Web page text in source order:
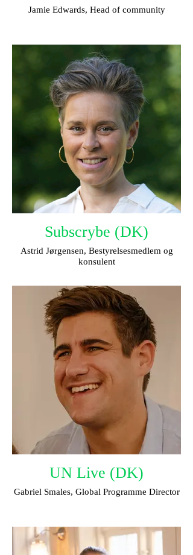
Jamie Edwards, Head of community
Subscrybe (DK)
Astrid Jørgensen, Bestyrelsesmedlem og
konsulent
UN Live (DK)
Gabriel Smales, Global Programme Director